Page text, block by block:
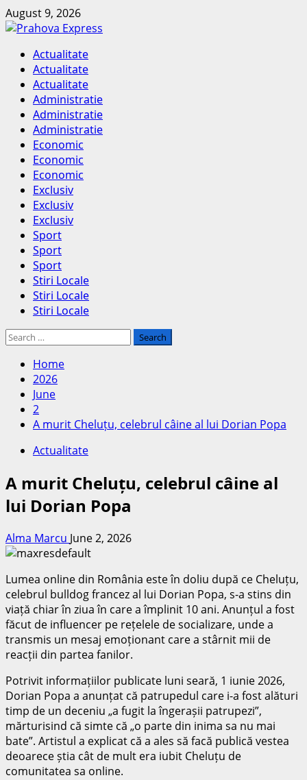
Skip
to
August 9, 2026
Primary
Menu
Actualitate
Actualitate
Actualitate
Administratie
Administratie
Administratie
Economic
Economic
Economic
Exclusiv
Exclusiv
Exclusiv
Sport
Sport
Sport
Stiri Locale
Stiri Locale
Stiri Locale
Search
Home
2026
June
2
A murit Cheluțu, celebrul câine al lui Dorian Popa
Actualitate
A murit Cheluțu, celebrul câine al
lui Dorian Popa
Alma Marcu June 2, 2026
Lumea online din România este în doliu după ce Cheluțu,
celebrul bulldog francez al lui Dorian Popa, s-a stins din
viață chiar în ziua în care a împlinit 10 ani. Anunțul a fost
făcut de influencer pe rețelele de socializare, unde a
transmis un mesaj emoționant care a stârnit mii de
reacții din partea fanilor.
Potrivit informațiilor publicate luni seară, 1 iunie 2026,
Dorian Popa a anunțat că patrupedul care i-a fost alături
timp de un deceniu „a fugit la îngerașii patrupezi”,
mărturisind că simte că „o parte din inima sa nu mai
bate”. Artistul a explicat că a ales să facă publică vestea
deoarece știa cât de mult era iubit Cheluțu de
comunitatea sa online.